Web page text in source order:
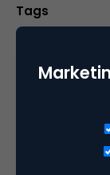
Tags
mobile
Plaats